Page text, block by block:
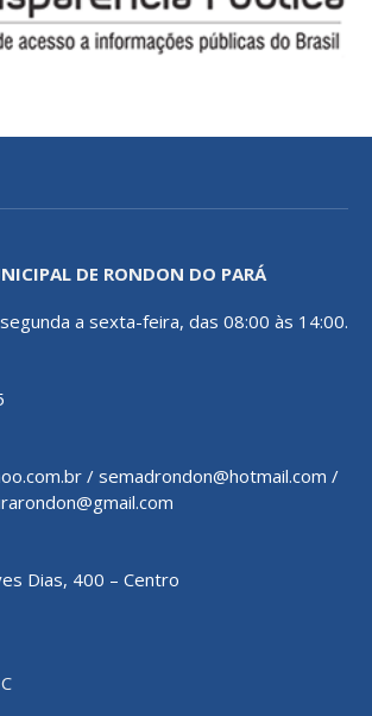
DE RONDON DO PARÁ
a sexta-feira, das 08:00 às 14:00.
/ semadrondon@hotmail.com /
Dias, 400 – Centro